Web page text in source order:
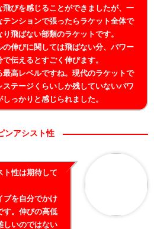
飛びを感じることができましたが、一
テンションで張ったらラケット全体で
り飛ばない部類のラケットです。
の伸びに関しては飛ばない分、パワー
で伝えるとすごく伸びます。
最高レベルですね。現代のラケットで
ステージくらいしか残していないパワ
しっかりと感じられました。
ンアシスト性
ト性は期待して
ブを自分でかけ
す。伸びの高低
しいのではない